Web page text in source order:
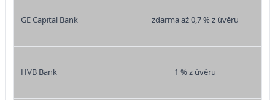
GE Capital Bank zdarma až 0,7 % z úvěru
HVB Bank 1 % z úvěru